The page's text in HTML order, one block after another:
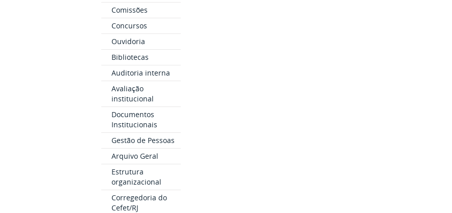
Comissões
Concursos
Ouvidoria
Bibliotecas
Auditoria interna
Avaliação
institucional
Documentos
Institucionais
Gestão de Pessoas
Arquivo Geral
Estrutura
organizacional
Corregedoria do
Cefet/RJ